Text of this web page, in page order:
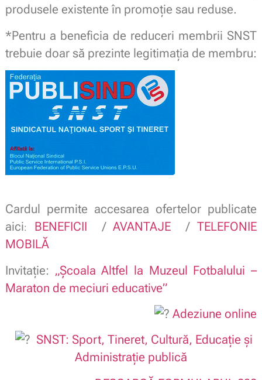
produsele existente în promoție sau reduse.
*Pentru a beneficia de reduceri membrii SNST
trebuie doar să prezinte legitimaţia de membru:
Cardul permite accesarea ofertelor publicate
aici: BENEFICII /AVANTAJE /TELEFONIE
MOBILĂ
Invitație: „Școala Altfel la Muzeul Fotbalului –
Maraton de meciuri educative”
Adeziune online
SNST: Sport, Tineret, Cultură, Educație și
Administrație publică